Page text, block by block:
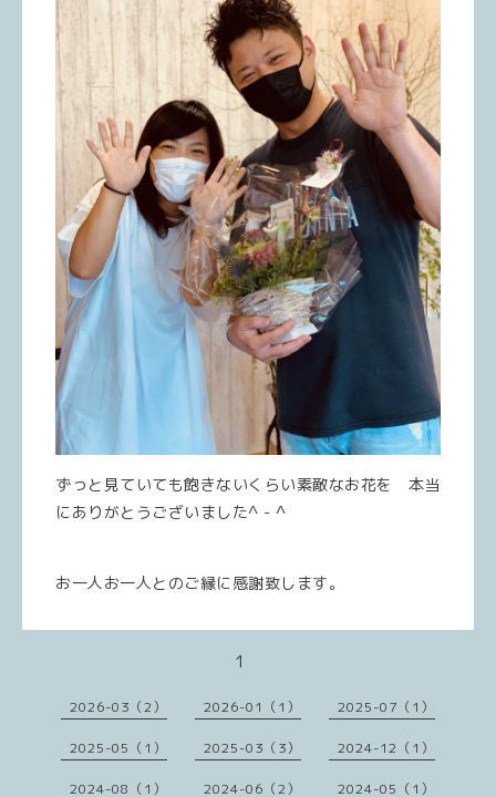
ずっと見ていても飽きないくらい素敵なお花を 本当
にありがとうございました^ - ^
お一人お一人とのご縁に感謝致します。
1
2026-03（2） 2026-01（1） 2025-07（1）
2025-05（1） 2025-03（3） 2024-12（1）
2024-08（1） 2024-06（2） 2024-05（1）